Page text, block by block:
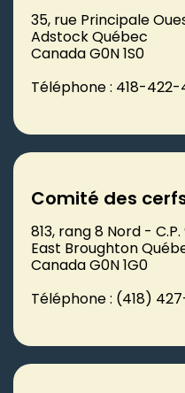
35, rue Principale
Adstock Québec
Canada G0N 1S0
Téléphone : 418-422-
Comité des
813, rang 8 Nord -
East Broughton
Canada G0N 1G0
Téléphone : (418)